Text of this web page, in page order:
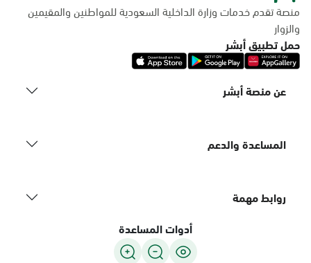
منصة تقدم خدمات وزارة الداخلية السعودية للمواطنين والمقيمين
والزوار
حمل تطبيق أبشر
عن منصة أبشر
المساعدة والدعم
روابط مهمة
أدوات المساعدة